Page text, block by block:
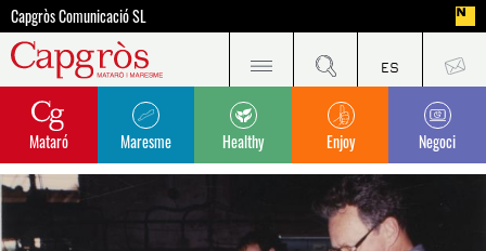
Capgròs Comunicació SL
Mataró Maresme Healthy Enjoy Negoci